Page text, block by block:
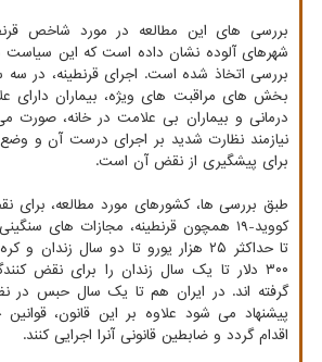
بررسی های این مطالعه در مورد شاخص
شهرهای آلوده نشان داده است که این سیاست
بررسی اتخاذ شده است. اجرای قرنطینه، در
بخش های مراقبت های ویژه، بیماران دارای
درمانی و بیماران بی علامت در خانه، صورت
نیازمند نظارت شدید بر اجرای درست آن و وضع
برای پیشگیری از نقض آن است.
طبق بررسی ها، کشورهای مورد مطالعه، برای
کووید-۱۹ همچون قرنطینه، مجازات های
تا حداکثر ۲۵ هزار یورو تا دو سال
۳۰۰ دلار تا یک سال زندان را برای نقض
گرفته اند. در ایران هم تا یک سال حبس در
پیشنهاد می شود علاوه بر این قانون،
اقدام گردد و ضابطین قانونی آنرا اجرایی کنند.